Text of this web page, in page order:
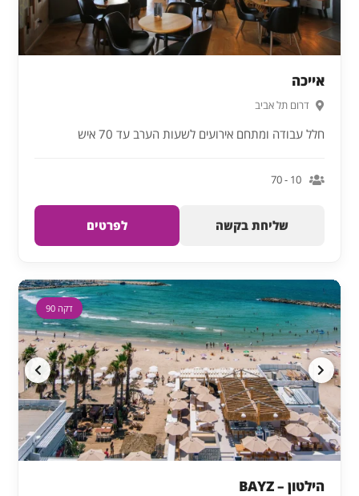
אייכה
דרום תל אביב
חלל עבודה ומתחם אירועים לשעות הערב עד 70 איש
10 - 70
שליחת בקשה לפרטים
דקה 90
הילטון – BAYZ